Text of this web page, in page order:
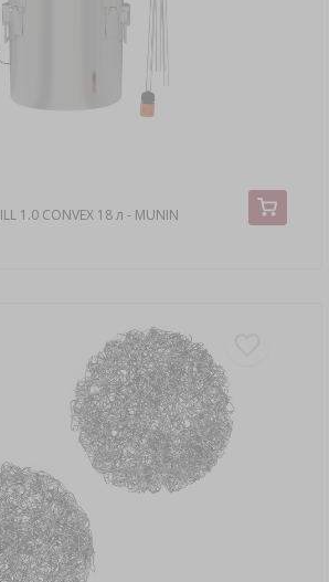
1.0 CONVEX 18 л - MUNIN